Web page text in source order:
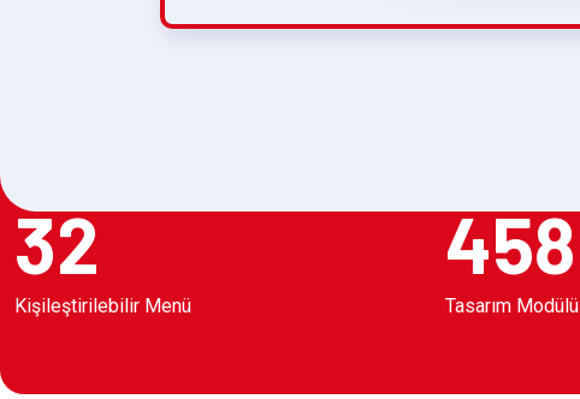
32
Kişileştirilebilir Menü
458
Tasarım Modülü